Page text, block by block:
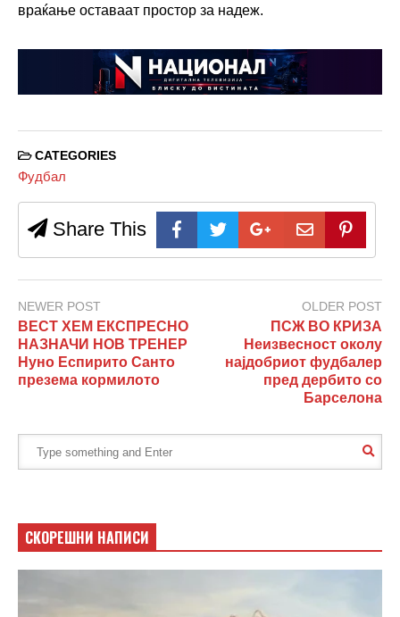
враќање оставаат простор за надеж.
CATEGORIES
Фудбал
Share This
NEWER POST
ВЕСТ ХЕМ ЕКСПРЕСНО
НАЗНАЧИ НОВ ТРЕНЕР
Нунo Еспирито Санто
презема кормилото
OLDER POST
ПСЖ ВО КРИЗА
Неизвесност околу
најдобриот фудбалер
пред дербито со
Барселона
СКОРЕШНИ НАПИСИ